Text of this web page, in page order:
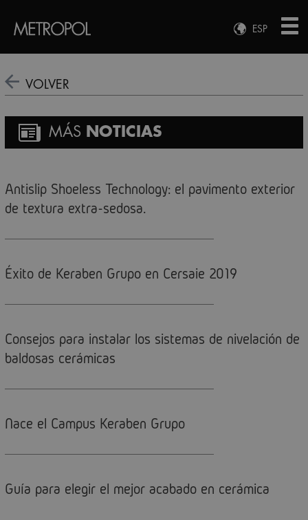
ESP
ENG
VOLVER
MÁS NOTICIAS
Antislip Shoeless Technology: el pavimento exterior
de textura extra-sedosa.
Éxito de Keraben Grupo en Cersaie 2019
Consejos para instalar los sistemas de nivelación de
baldosas cerámicas
Nace el Campus Keraben Grupo
Guía para elegir el mejor acabado en cerámica